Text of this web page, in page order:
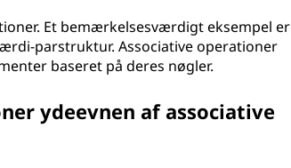
Et bemærkelsesværdigt eksempel er
parstruktur. Associative operationer
baseret på deres nøgler.
ydeevnen af associative